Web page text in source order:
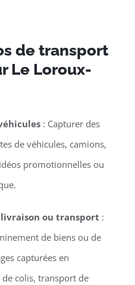
de transport
Le Loroux-
: Capturer des
de véhicules, camions,
promotionnelles ou
livraison ou transport :
de biens ou de
capturées en
colis, transport de